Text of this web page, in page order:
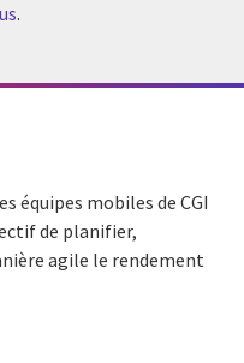
.
équipes mobiles de CGI
de planifier,
agile le rendement